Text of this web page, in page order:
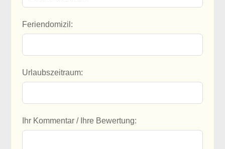
Feriendomizil:
Urlaubszeitraum:
Ihr Kommentar / Ihre Bewertung: